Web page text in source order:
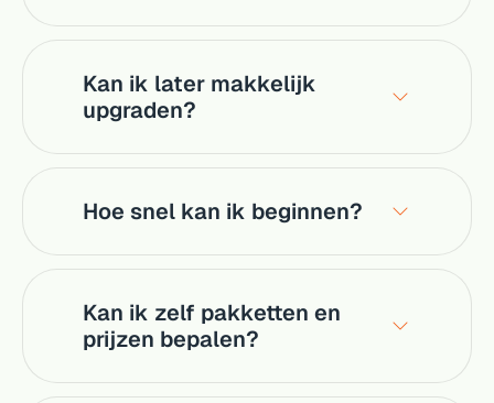
Kan ik later makkelijk
upgraden?
Hoe snel kan ik beginnen?
Kan ik zelf pakketten en
prijzen bepalen?